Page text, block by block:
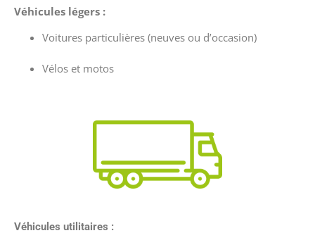
Véhicules légers :
Voitures particulières (neuves ou d’occasion)
Vélos et motos
Véhicules utilitaires :